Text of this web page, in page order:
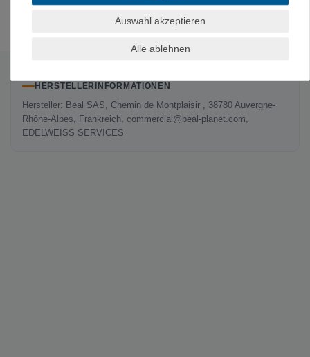
Es erfolgt keine Prüfung auf Echtheit der Bewertungen.
HERSTELLERINFORMATIONEN
Hersteller: Beal SAS, Chemin de Montplaisir , 38780 Auvergne-
Rhône-Alpes, Frankreich, commercial@beal-planet.com,
EDELWEISS SERVICES
Auswahl akzeptieren
Alle ablehnen